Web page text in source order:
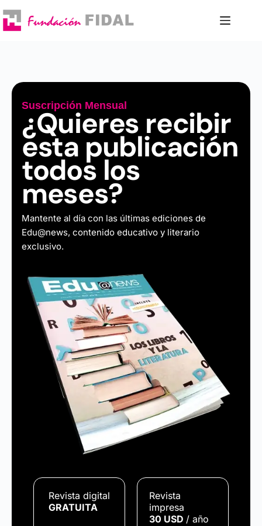
Suscripción Mensual
¿Quieres recibir
esta publicación
todos los
meses?
Mantente al día con las últimas ediciones de
Edu@news, contenido educativo y literario
exclusivo.
Revista digital
GRATUITA
Revista
impresa
30 USD / año